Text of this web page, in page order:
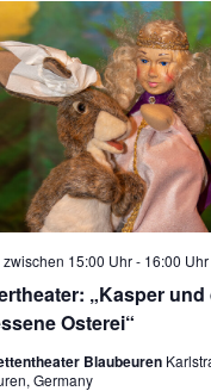
„Kasper und
Osterei“
zwischen 15:00 Uhr- 16:00 Uhr
Blaubeuren
Germany